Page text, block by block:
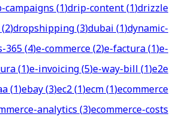
(1)drip-content(1)drizzle
(2)dropshipping(3)dubai(1)dynamic-
365(4)e-commerce(2)e-factura(1)e-
(1)e-invoicing(5)e-way-bill(1)e2e
(1)ebay(3)ec2(1)ecm(1)ecommerce
analytics(3)ecommerce-costs